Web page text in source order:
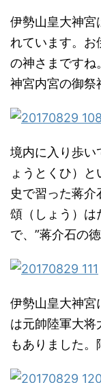
伊勢山皇大神宮
れています。お
の神さまですね
神宮内宮の御祭
境内に入り歩い
ょうとくひ）
史で習った蒋介
頌（しょう）は
で、”蒋介石の
伊勢山皇大神宮
は元帥陸軍大
もありました。